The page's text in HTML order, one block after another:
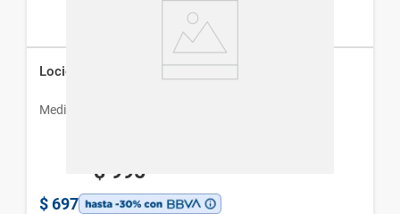
Loción Lactibon x 120 ml
Medihealth
$ 995
$ 697